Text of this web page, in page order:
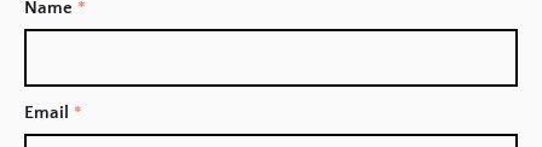
Name *
Email *